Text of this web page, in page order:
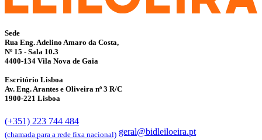
Sede
Rua Eng. Adelino Amaro da Costa,
Nº 15 - Sala 10.3
4400-134 Vila Nova de Gaia
Escritório Lisboa
Av. Eng. Arantes e Oliveira nº 3 R/C
1900-221 Lisboa
(+351) 223 744 484
(chamada para a rede fixa nacional) geral@bidleiloeira.pt